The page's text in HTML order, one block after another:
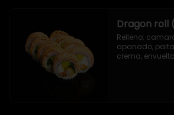
Dragon roll
Relleno:
apanado,
crema,